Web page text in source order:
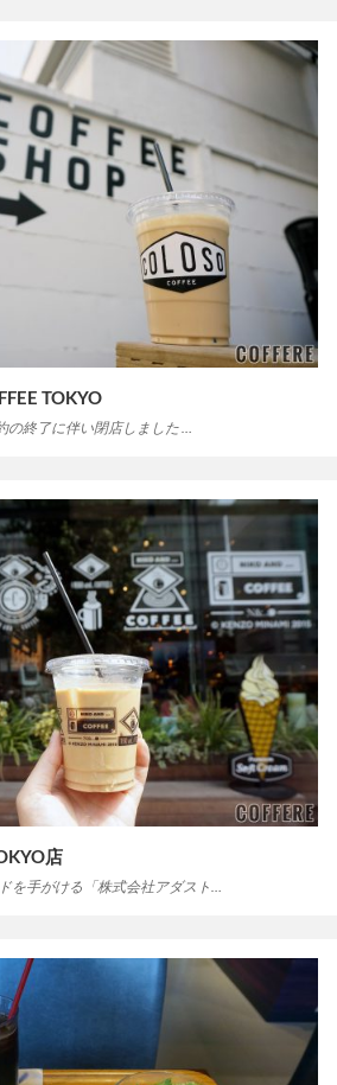
TOKYO
の終了に伴い閉店しました …
店
を手がける「株式会社アダスト…